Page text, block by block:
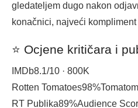
gledateljem dugo nakon
konačnici, najveći
⭐ Ocjene kritičara i
IMDb8.1/10 · 800K
Rotten Tomatoes98%
RT Publika89%Audience